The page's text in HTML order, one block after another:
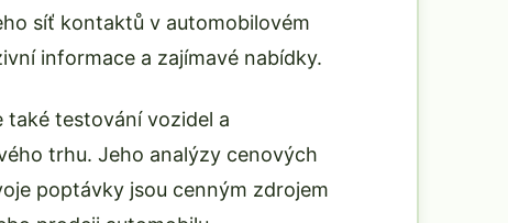
síť kontaktů v automobilovém
informace a zajímavé nabídky.
také testování vozidel a
trhu. Jeho analýzy cenových
poptávky jsou cenným zdrojem